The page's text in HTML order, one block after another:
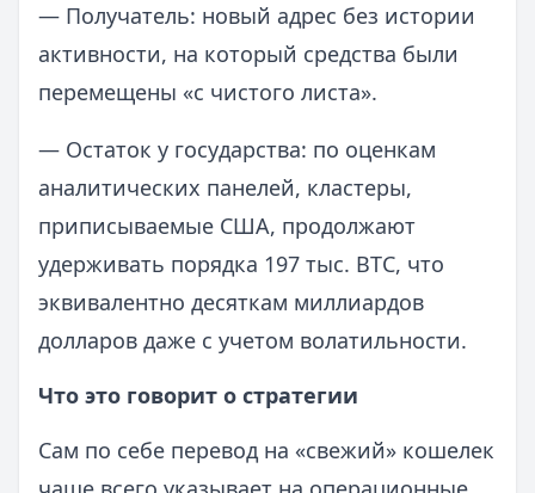
— Получатель: новый адрес без истории
активности, на который средства были
перемещены «с чистого листа».
— Остаток у государства: по оценкам
аналитических панелей, кластеры,
приписываемые США, продолжают
удерживать порядка 197 тыс. BTC, что
эквивалентно десяткам миллиардов
долларов даже с учетом волатильности.
Что это говорит о стратегии
Сам по себе перевод на «свежий» кошелек